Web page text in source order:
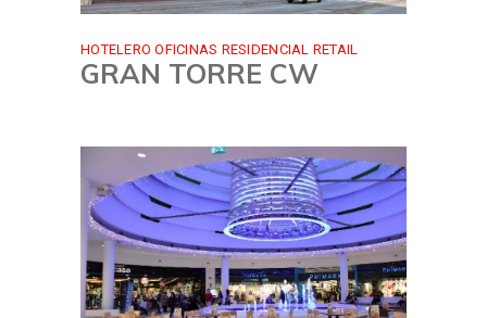
HOTELEROOFICINAS RESIDENCIAL RETAIL
GRAN TORRE CW